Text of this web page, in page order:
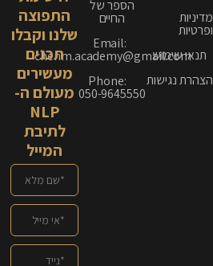
מדיניות
ופרטיות
תנאי שימוש
הצהרת נגישות
הספר של
החיים
Email:
chenm.academy@gmail.com
Phone:
050-9645550
התפוצה
שלנו וקבלו
תכנים
מעשירים
מעולם ה-
NLP
לתיבת
המייל